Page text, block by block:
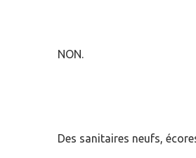
NON.
Des sanitaires neufs,